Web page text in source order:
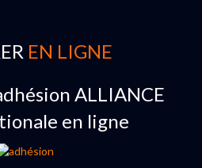
EN LIGNE
ALLIANCE
en ligne